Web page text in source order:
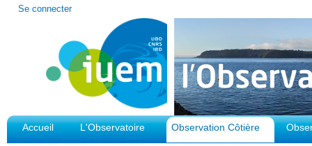
Outils
Se connecter
Accueil L'Observatoire Observation Côtière